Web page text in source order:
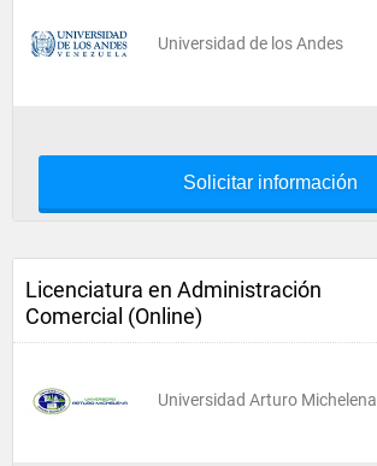
Universidad de los Andes
Solicitar información
Licenciatura en Administración
Comercial (Online)
Universidad Arturo Michelena